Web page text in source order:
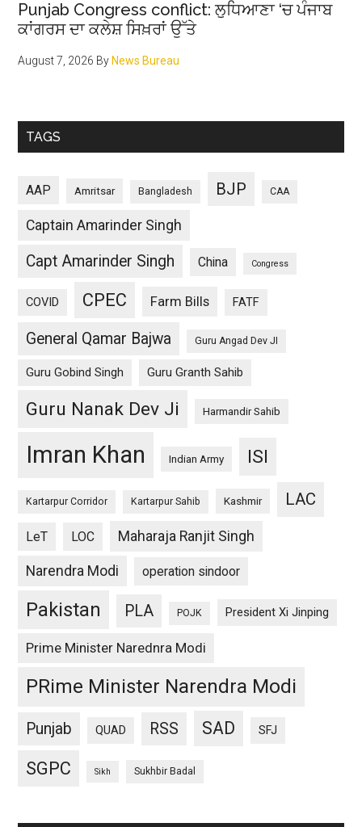
Punjab Congress conflict: ਲੁਧਿਆਣਾ ‘ਚ ਪੰਜਾਬ
ਕਾਂਗਰਸ ਦਾ ਕਲੇਸ਼ ਸਿਖ਼ਰਾਂ ਉੱਤੇ
August 7, 2026 By News Bureau
TAGS
AAP Amritsar Bangladesh BJP CAA
Captain Amarinder Singh
Capt Amarinder Singh China Congress
COVID CPEC Farm Bills FATF
General Qamar Bajwa Guru Angad Dev JI
Guru Gobind Singh Guru Granth Sahib
Guru Nanak Dev Ji Harmandir Sahib
Imran Khan Indian Army ISI
Kartarpur Corridor Kartarpur Sahib Kashmir LAC
LeT LOC Maharaja Ranjit Singh
Narendra Modi operation sindoor
Pakistan PLA POJK President Xi Jinping
Prime Minister Narednra Modi
PRime Minister Narendra Modi
Punjab QUAD RSS SAD SFJ
SGPC Sikh Sukhbir Badal